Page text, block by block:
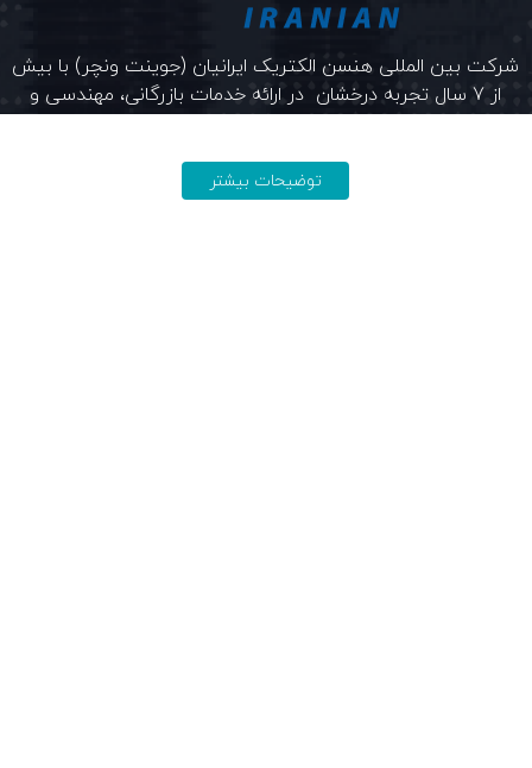
شرکت بین المللی هنسن الکتریک ایرانیان (جوینت ونچر) با بیش
از 7 سال تجربه درخشان در ارائه خدمات بازرگانی، مهندسی و
توضیحات بیشتر